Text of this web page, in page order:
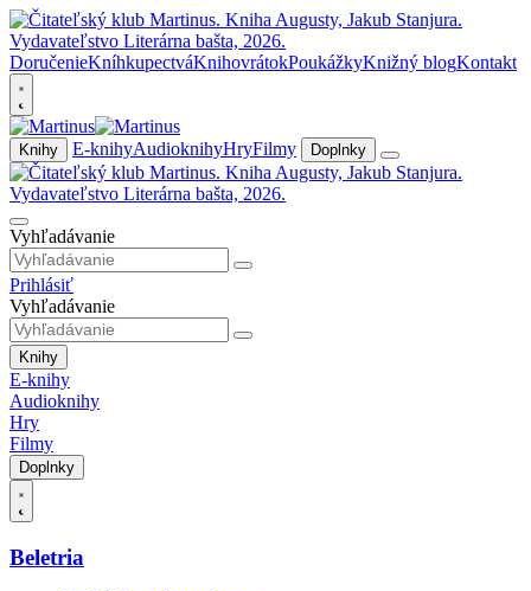
DoručenieKníhkupectváKnihovrátokPoukážkyKnižný blogKontakt
Knihy E-knihyAudioknihyHryFilmy Doplnky
Vyhľadávanie
Prihlásiť
Vyhľadávanie
Knihy
E-knihy
Audioknihy
Hry
Filmy
Doplnky
Beletria